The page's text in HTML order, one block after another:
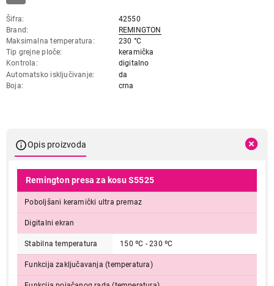
Šifra
42550
Brand
REMINGTON
Maksimalna temperatura
230 °C
Tip grejne ploče
keramička
Kontrola
digitalno
Automatsko isključivanje
da
Boja
crna
Opis proizvoda
Remington presa za kosu S5525
Poboljšani keramički ultra premaz
Digitalni ekran
Stabilna temperatura 150 ºC - 230 ºC
Funkcija zaključavanja (temperatura)